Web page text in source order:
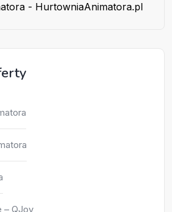
- HurtowniaAnimatora.pl
– QJoy